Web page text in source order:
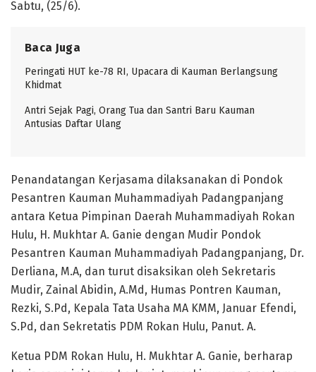
Sabtu, (25/6).
Baca Juga
Peringati HUT ke-78 RI, Upacara di Kauman Berlangsung
Khidmat
Antri Sejak Pagi, Orang Tua dan Santri Baru Kauman
Antusias Daftar Ulang
Penandatangan Kerjasama dilaksanakan di Pondok
Pesantren Kauman Muhammadiyah Padangpanjang
antara Ketua Pimpinan Daerah Muhammadiyah Rokan
Hulu, H. Mukhtar A. Ganie dengan Mudir Pondok
Pesantren Kauman Muhammadiyah Padangpanjang, Dr.
Derliana, M.A, dan turut disaksikan oleh Sekretaris
Mudir, Zainal Abidin, A.Md, Humas Pontren Kauman,
Rezki, S.Pd, Kepala Tata Usaha MA KMM, Januar Efendi,
S.Pd, dan Sekretatis PDM Rokan Hulu, Panut. A.
Ketua PDM Rokan Hulu, H. Mukhtar A. Ganie, berharap